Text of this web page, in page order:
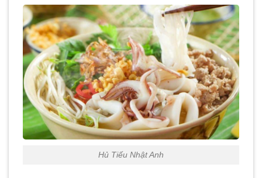
Hủ Tiếu Nhật Anh